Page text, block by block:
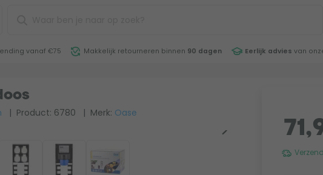
vanaf €75 Makkelijk retourneren binnen 90 dagen Eerlijk advies van
| Product: 6780 | Merk: Oase